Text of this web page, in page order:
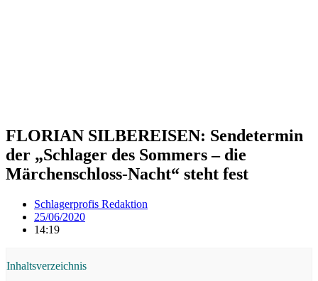
FLORIAN SILBEREISEN: Sendetermin
der „Schlager des Sommers – die
Märchenschloss-Nacht“ steht fest
Schlagerprofis Redaktion
25/06/2020
14:19
Inhaltsverzeichnis